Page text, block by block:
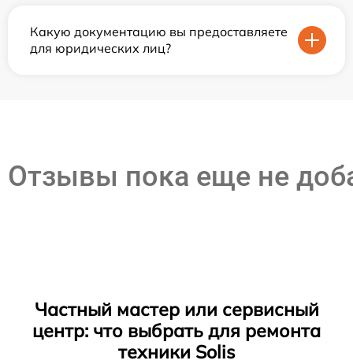
Какую документацию вы предоставляете
для юридических лиц?
Отзывы пока еще не
Частный мастер или сервисный
центр: что выбрать для ремонта
техники Solis